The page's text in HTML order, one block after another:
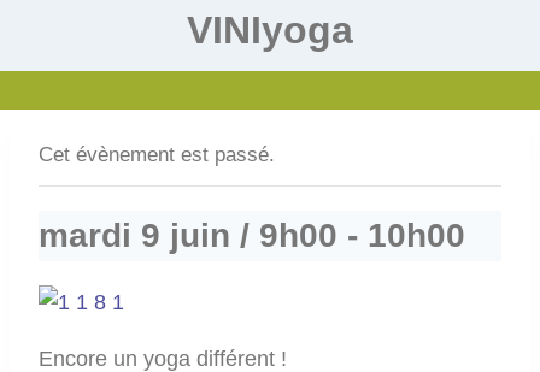
VINIyoga
Cet évènement est passé.
mardi 9 juin / 9h00 - 10h00
Encore un yoga différent !